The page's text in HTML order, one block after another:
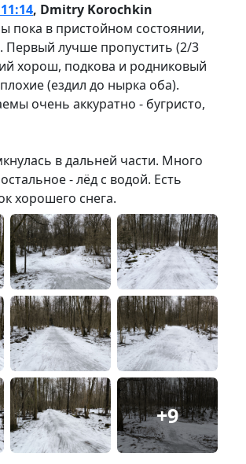
, Dmitry Korochkin
пока в пристойном состоянии,
Первый лучше пропустить (2/3
хорош, подкова и родниковый
(ездил до нырка оба).
очень аккуратно - бугристо,
в дальней части. Много
- лёд с водой. Есть
хорошего снега.
+9